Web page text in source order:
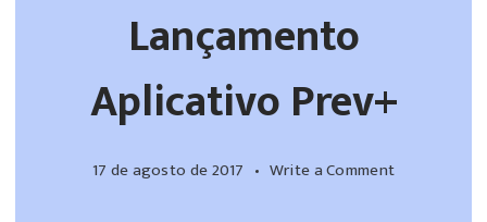
Lançamento
Aplicativo Prev+
17 de agosto de 2017 Write a Comment